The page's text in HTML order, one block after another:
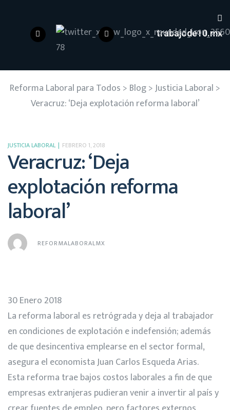
trabajode10.mx
Reforma Laboral para Todos > Blog>Justicia Laboral >
Veracruz: ‘Deja explotación reforma laboral’
JUSTICIA LABORAL FEBRERO 1, 2018
Veracruz: ‘Deja
explotación reforma
laboral’
REFORMALABORALMX
30 Enero 2018
La reforma laboral es retrógrada y deja al trabajador
en condiciones de explotación e indefensión; además
de que desincentiva emplearse en el sector formal,
asegura el economista Juan Carlos Esqueda Arias.
Esta reforma trae bajos costos laborales a fin de que
empresas extranjeras pudieran venir a invertir al país y